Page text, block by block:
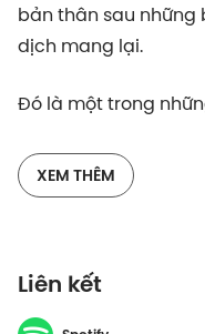
bản thân sau
dịch mang lại.
Đó là một trong
hiện tượng Đại từ
lưu khoe "thất
này? Hãy lắng nghe
Vietcetera nhé!
XEM THÊM
Liên kết